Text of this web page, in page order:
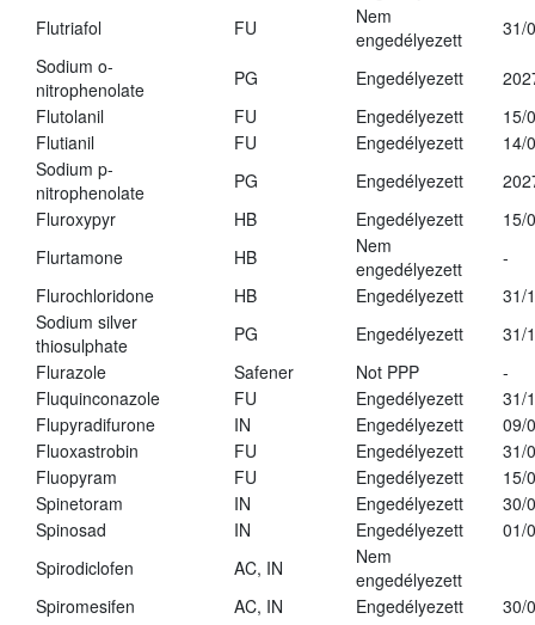
Flutriafol
FU
Nem
engedélyezett
31/
Sodium o-
nitrophenolate
PG Engedélyezett
Flutolanil
FU Engedélyezett
15/
Flutianil
FU Engedélyezett
14/
Sodium p-
nitrophenolate
PG Engedélyezett
Fluroxypyr
HB Engedélyezett
15/
Flurtamone
HB
Nem
engedélyezett
-
Flurochloridone
HB Engedélyezett
31/
Sodium silver
thiosulphate
PG Engedélyezett
31/
Flurazole
Safener Not PPP
-
Fluquinconazole
FU Engedélyezett
31/
Flupyradifurone
IN Engedélyezett
09/
Fluoxastrobin
FU Engedélyezett
31/
Fluopyram
FU Engedélyezett
15/
Spinetoram
IN Engedélyezett
30/
Spinosad
IN Engedélyezett
01/
Spirodiclofen
AC, IN
Nem
engedélyezett
Spiromesifen
AC, IN Engedélyezett
30/